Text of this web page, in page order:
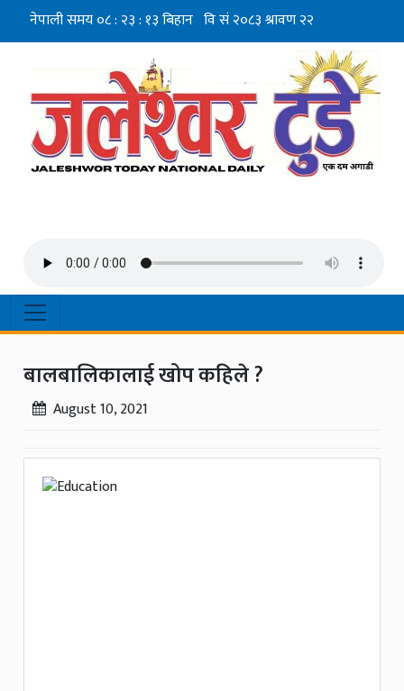
बालबालिकालाई खोप कहिले ?
August 10, 2021